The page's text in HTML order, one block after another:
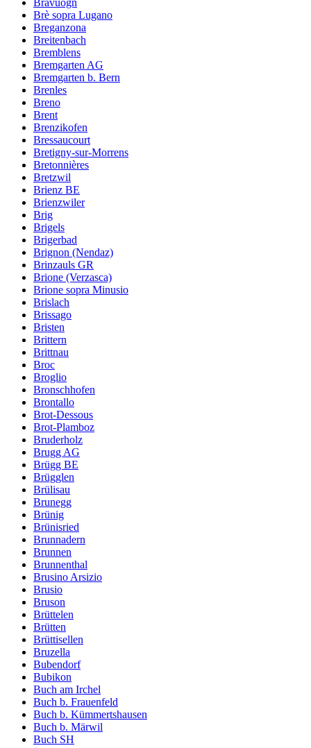
Brè sopra Lugano
Breganzona
Breitenbach
Bremblens
Bremgarten AG
Bremgarten b. Bern
Brenles
Breno
Brent
Brenzikofen
Bressaucourt
Bretigny-sur-Morrens
Bretonnières
Bretzwil
Brienz BE
Brienzwiler
Brig
Brigels
Brigerbad
Brignon (Nendaz)
Brinzauls GR
Brione (Verzasca)
Brione sopra Minusio
Brislach
Brissago
Bristen
Brittern
Brittnau
Broc
Broglio
Bronschhofen
Brontallo
Brot-Dessous
Brot-Plamboz
Bruderholz
Brugg AG
Brügg BE
Brügglen
Brülisau
Brunegg
Brünig
Brünisried
Brunnadern
Brunnen
Brunnenthal
Brusino Arsizio
Brusio
Bruson
Brüttelen
Brütten
Brüttisellen
Bruzella
Bubendorf
Bubikon
Buch am Irchel
Buch b. Frauenfeld
Buch b. Kümmertshausen
Buch b. Märwil
Buch SH